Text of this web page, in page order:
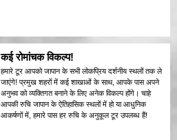
कई रोमांचक विकल्प!
हमारे टूर आपको जापान के सभी लोकप्रिय दर्शनीय स्थलों तक ले
जाएंगे! प्रमुख शहरों में कई शाखाओं के साथ, आपके पास अपने
अनुभव को व्यक्तिगत बनाने के लिए अनेक विकल्प होंगे। चाहे
आपकी रुचि जापान के ऐतिहासिक स्थलों में हो या आधुनिक
आकर्षणों में, हमारे पास हर रुचि के अनुकूल टूर उपलब्ध हैं!